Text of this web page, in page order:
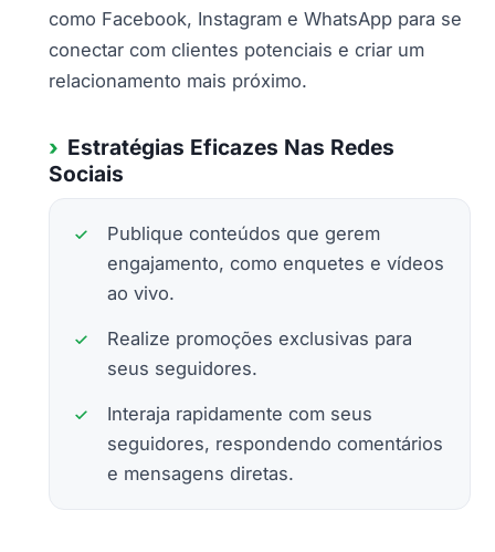
como Facebook, Instagram e WhatsApp para se
conectar com clientes potenciais e criar um
relacionamento mais próximo.
Estratégias Eficazes Nas Redes
Sociais
Publique conteúdos que gerem
engajamento, como enquetes e vídeos
ao vivo.
Realize promoções exclusivas para
seus seguidores.
Interaja rapidamente com seus
seguidores, respondendo comentários
e mensagens diretas.